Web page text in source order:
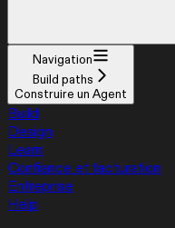
Navigation
Build paths
Construire un Agent
Build
Design
Learn
Confiance et facturation
Entreprise
Help